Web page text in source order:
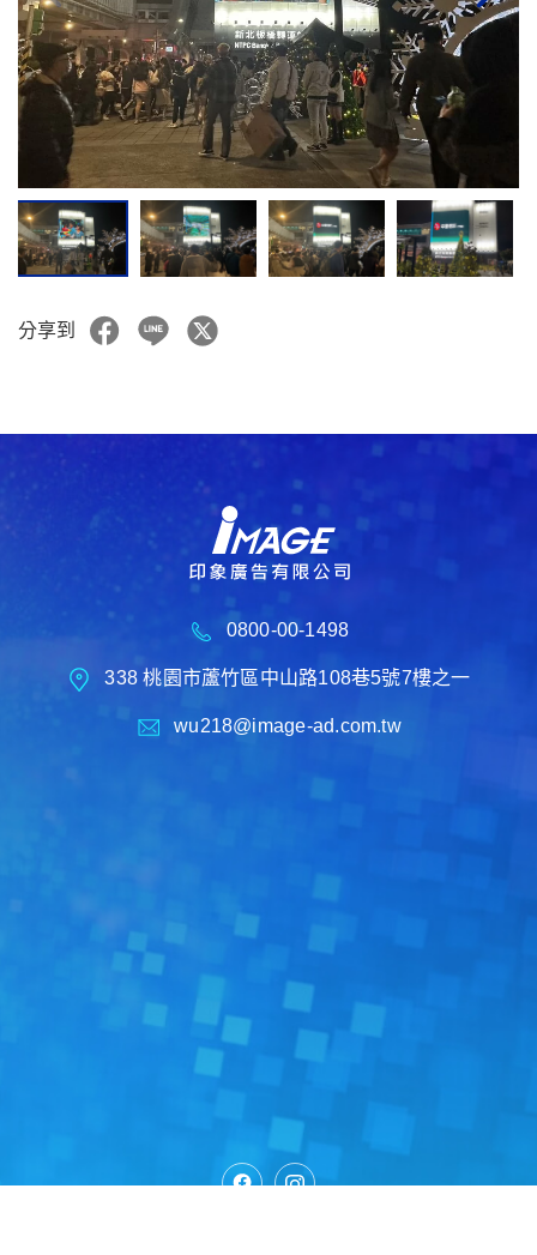
分享到
0800-00-1498
338 桃園市蘆竹區中山路108巷5號7樓之一
wu218@image-ad.com.tw